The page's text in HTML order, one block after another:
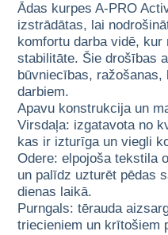
Ādas kurpes A-PRO
izstrādātas, lai
komfortu darba vidē,
stabilitāte. Šie drošības
būvniecības,
darbiem.
Apavu konstrukcija un
Virsdaļa: izgatavota no
kas ir izturīga un viegli
Odere: elpojoša tekstila
un palīdz uzturēt pēdas
dienas laikā.
Purngals: tērauda
triecieniem un krītošiem